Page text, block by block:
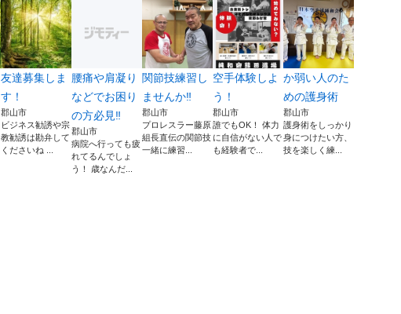
友達募集しま
す！
郡山市
ビジネス勧誘や宗
教勧誘は勘弁して
くださいね ...
腰痛や肩凝り
などでお困り
の方必見‼️
郡山市
病院へ行っても疲
れてるんでしょ
う！ 歳なんだ...
関節技練習し
ませんか‼️
郡山市
プロレスラー藤原
組長直伝の関節技
一緒に練習...
空手体験しよ
う！
郡山市
誰でもOK！ 体力
に自信がない人で
も経験者で...
か弱い人のた
めの護身術
郡山市
護身術をしっかり
身につけたい方、
技を楽しく練...